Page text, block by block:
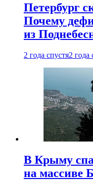
Петербург
Почему
из
2 года спустя2 года
В Крыму
на массиве